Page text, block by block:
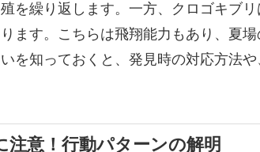
を繰り返します。一方、クロゴキブ
ます。こちらは飛翔能力もあり、夏
を知っておくと、発見時の対応方法
注意！行動パターンの解明